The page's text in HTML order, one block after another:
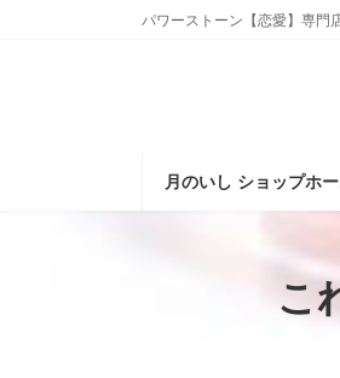
パワーストーン【恋愛】専門
月のいし ショップホ
こ